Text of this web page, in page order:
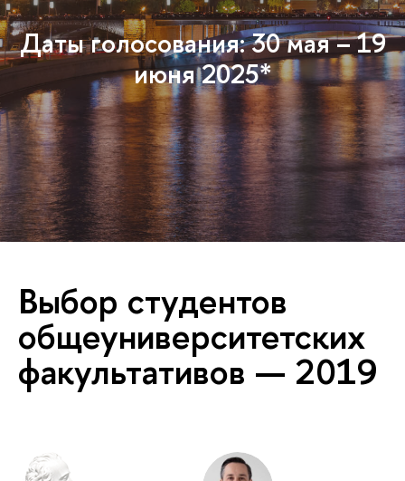
Даты голосования: 30 мая – 19
июня 2025*
Выбор студентов
общеуниверситетских
факультативов — 2019